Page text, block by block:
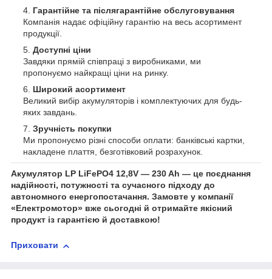
Гарантійне та післягарантійне обслуговування
Компанія надає офіційну гарантію на весь асортимент
продукції.
Доступні ціни
Завдяки прямій співпраці з виробниками, ми
пропонуємо найкращі ціни на ринку.
Широкий асортимент
Великий вибір акумуляторів і комплектуючих для будь-
яких завдань.
Зручність покупки
Ми пропонуємо різні способи оплати: банківські картки,
накладене плаття, безготівковий розрахунок.
Акумулятор LP LiFePO4 12,8V — 230 Ah — це поєднання
надійності, потужності та сучасного підходу до
автономного енергопостачання. Замовте у компанії
«Електромотор» вже сьогодні й отримайте якісний
продукт із гарантією й доставкою!
Приховати